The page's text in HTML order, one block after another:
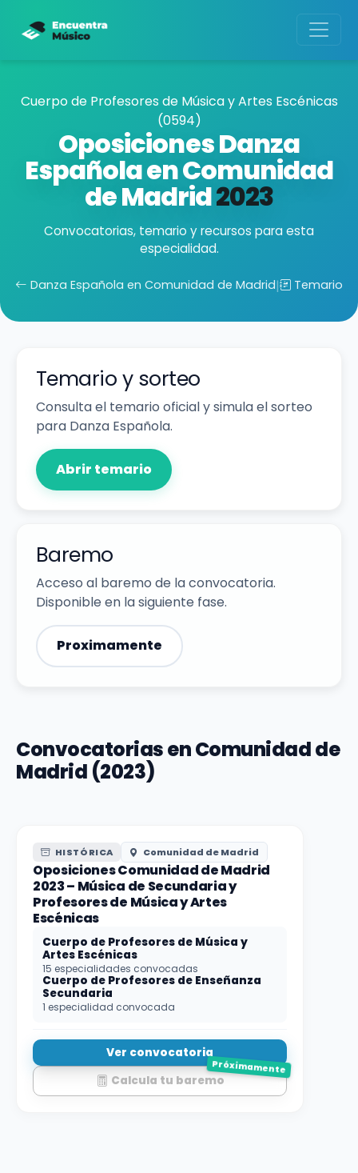
Cuerpo de Profesores de Música y Artes Escénicas
(0594)
Oposiciones Danza
Española en Comunidad
de Madrid2023
Convocatorias, temario y recursos para esta
especialidad.
Danza Española en Comunidad de Madrid| Temario
Temario y sorteo
Consulta el temario oficial y simula el sorteo
para Danza Española.
Abrir temario
Baremo
Acceso al baremo de la convocatoria.
Disponible en la siguiente fase.
Proximamente
Convocatorias en Comunidad de
Madrid (2023)
HISTÓRICA Comunidad de Madrid
Oposiciones Comunidad de Madrid
2023 – Música de Secundaria y
Profesores de Música y Artes
Escénicas
Cuerpo de Profesores de Música y
Artes Escénicas
15 especialidades convocadas
Cuerpo de Profesores de Enseñanza
Secundaria
1 especialidad convocada
Ver convocatoria
Calcula tu baremo
Próximamente